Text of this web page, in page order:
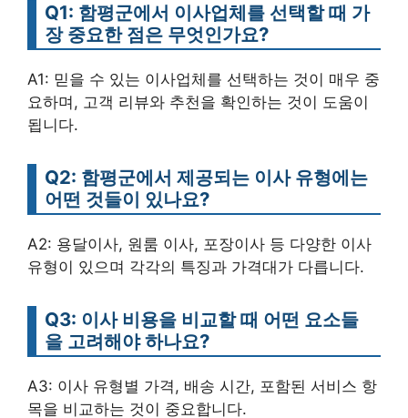
Q1: 함평군에서 이사업체를 선택할 때 가
장 중요한 점은 무엇인가요?
A1: 믿을 수 있는 이사업체를 선택하는 것이 매우 중
요하며, 고객 리뷰와 추천을 확인하는 것이 도움이
됩니다.
Q2: 함평군에서 제공되는 이사 유형에는
어떤 것들이 있나요?
A2: 용달이사, 원룸 이사, 포장이사 등 다양한 이사
유형이 있으며 각각의 특징과 가격대가 다릅니다.
Q3: 이사 비용을 비교할 때 어떤 요소들
을 고려해야 하나요?
A3: 이사 유형별 가격, 배송 시간, 포함된 서비스 항
목을 비교하는 것이 중요합니다.